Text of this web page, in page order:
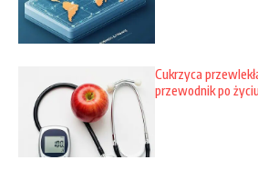
Cukrzyca
przewodnik po